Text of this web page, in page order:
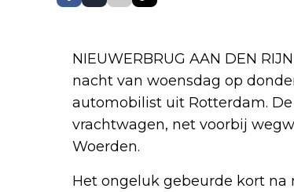
NIEUWERBRUG AAN DEN
nacht van woensdag op
automobilist uit Rotterdam.
vrachtwagen, net voorbij
Woerden.
Het ongeluk gebeurde kort